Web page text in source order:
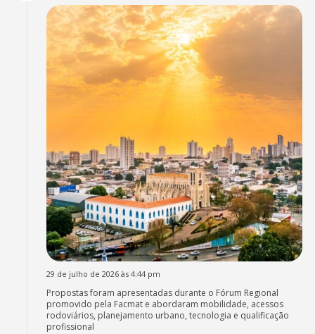
29 de julho de 2026 às 4:44 pm
Propostas foram apresentadas durante o Fórum Regional
promovido pela Facmat e abordaram mobilidade, acessos
rodoviários, planejamento urbano, tecnologia e qualificação
profissional